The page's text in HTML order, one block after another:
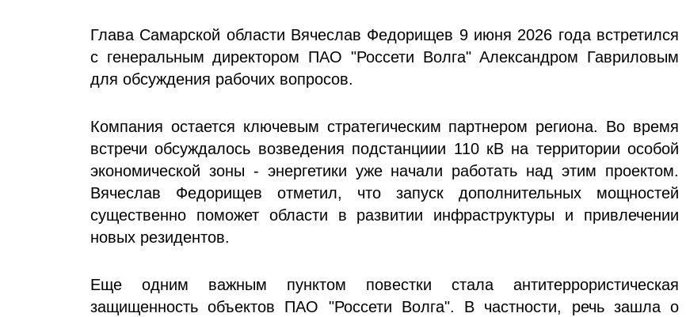
Глава Самарской области Вячеслав Федорищев 9 июня 2026 года встретился
с генеральным директором ПАО "Россети Волга" Александром Гавриловым
для обсуждения рабочих вопросов.
Компания остается ключевым стратегическим партнером региона. Во время
встречи обсуждалось возведения подстанциии 110 кВ на территории особой
экономической зоны - энергетики уже начали работать над этим проектом.
Вячеслав Федорищев отметил, что запуск дополнительных мощностей
существенно поможет области в развитии инфраструктуры и привлечении
новых резидентов.
Еще одним важным пунктом повестки стала антитеррористическая
защищенность объектов ПАО "Россети Волга". В частности, речь зашла о